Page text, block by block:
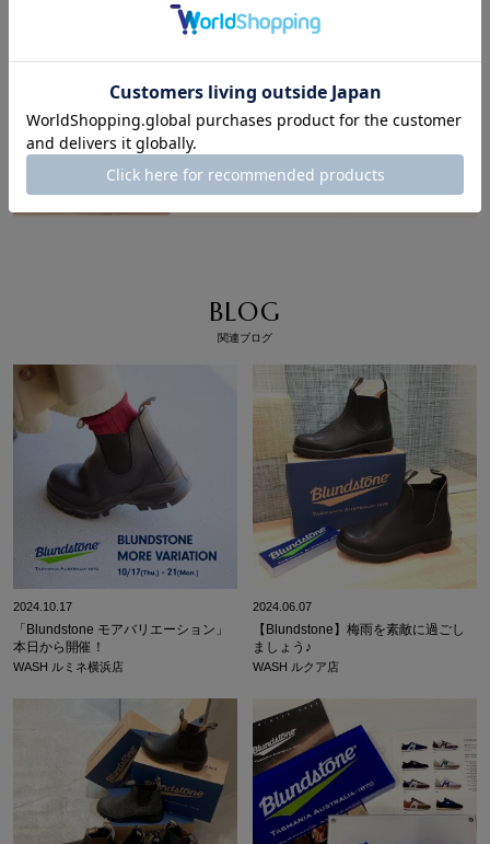
サイズ交換もできます！お気軽にお問い合わせください。
BLOG
関連ブログ
2024.10.17
「Blundstone モアバリエーション」
本日から開催！
WASH ルミネ横浜店
2024.06.07
【Blundstone】梅雨を素敵に過ごし
ましょう♪
WASH ルクア店